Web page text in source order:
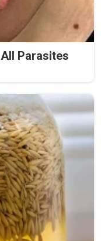
Parasites